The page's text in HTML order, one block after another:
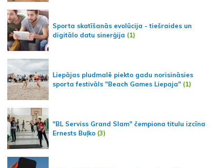
Sporta skatīšanās evolūcija - tiešraides un
digitālo datu sinerģija (1)
Liepājas pludmalē piekto gadu norisināsies
sporta festivāls "Beach Games Liepaja" (1)
"BL Serviss Grand Slam" čempiona titulu izcīna
Ernests Buļko (3)